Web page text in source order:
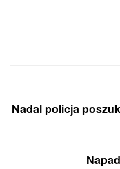
Nadal policja